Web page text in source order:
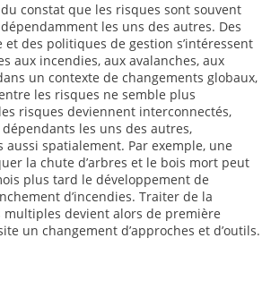
constat que les risques sont souvent
les uns des autres. Des
des politiques de gestion s’intéressent
aux incendies, aux avalanches, aux
un contexte de changements globaux,
les risques ne semble plus
risques deviennent interconnectés,
les uns des autres,
spatialement. Par exemple, une
la chute d’arbres et le bois mort peut
plus tard le développement de
d’incendies. Traiter de la
devient alors de première
un changement d’approches et d’outils.